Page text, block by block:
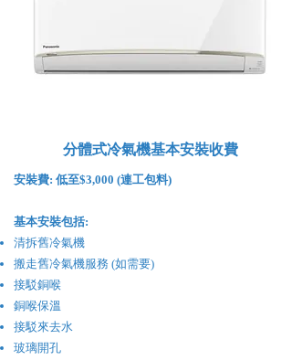
分體式冷氣機基本安裝收費
安裝費: 低至$3,000 (連工包料)
基本安裝包括:
清拆舊冷氣機
搬走舊冷氣機服務 (如需要)
接駁銅喉
銅喉保溫
接駁來去水
玻璃開孔